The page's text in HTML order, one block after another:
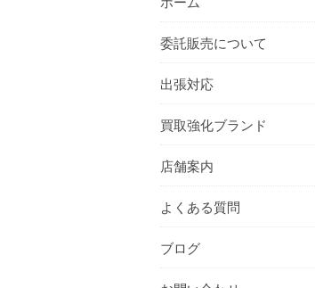
委託販売について
出張対応
買取強化ブランド
店舗案内
よくある質問
ブログ